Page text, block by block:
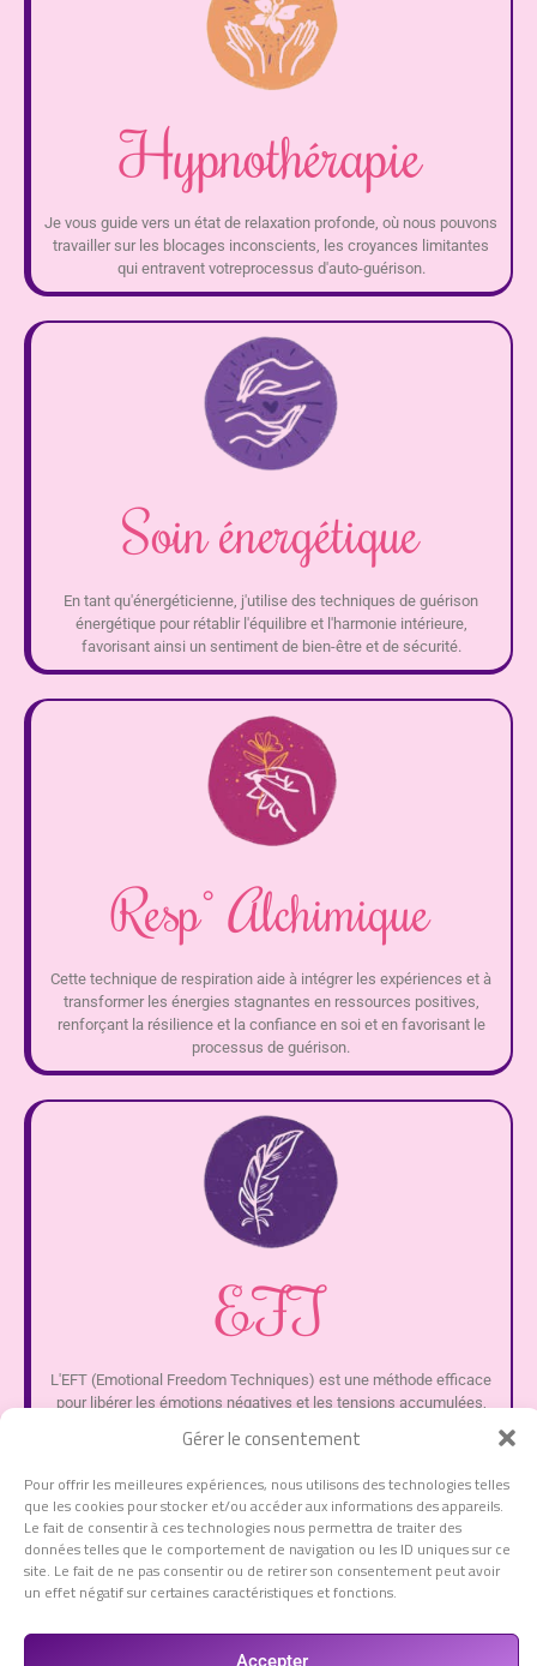
Gérer le consentement
Pour offrir les meilleures expériences, nous utilisons des technologies telles
que les cookies pour stocker et/ou accéder aux informations des appareils.
Le fait de consentir à ces technologies nous permettra de traiter des
données telles que le comportement de navigation ou les ID uniques sur ce
site. Le fait de ne pas consentir ou de retirer son consentement peut avoir
un effet négatif sur certaines caractéristiques et fonctions.
Accepter
Hypnothérapie
Je vous guide vers un état de relaxation profonde, où nous pouvons
travailler sur les blocages inconscients, les croyances limitantes
qui entravent votreprocessus d'auto-guérison.
Soin énergétique
En tant qu'énergéticienne, j'utilise des techniques de guérison
énergétique pour rétablir l'équilibre et l'harmonie intérieure,
favorisant ainsi un sentiment de bien-être et de sécurité.
Resp° Alchimique
Cette technique de respiration aide à intégrer les expériences et à
transformer les énergies stagnantes en ressources positives,
renforçant la résilience et la confiance en soi et en favorisant le
processus de guérison.
EFT
L'EFT (Emotional Freedom Techniques) est une méthode efficace
pour libérer les émotions négatives et les tensions accumulées,